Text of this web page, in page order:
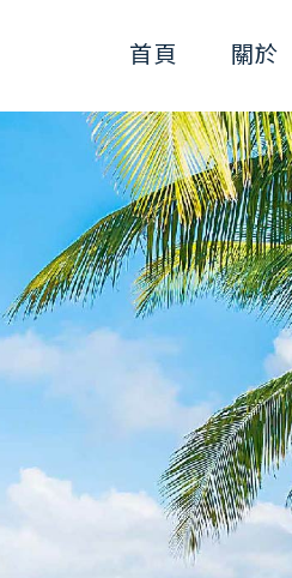
首頁 關於